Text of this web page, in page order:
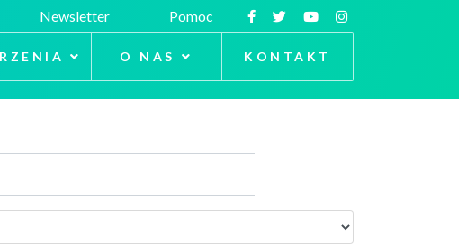
Newsletter Pomoc
O NAS KONTAKT